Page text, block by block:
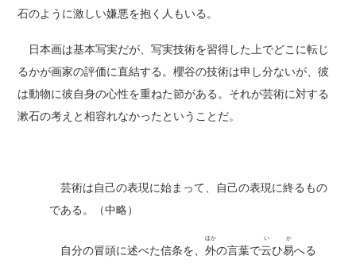
石のように激しい嫌悪を抱く人もいる。
日本画は基本写実だが、写実技術を習得した上でどこに転じ
るかが画家の評価に直結する。櫻谷の技術は申し分ないが、彼
は動物に彼自身の心性を重ねた節がある。それが芸術に対する
漱石の考えと相容れなかったということだ。
芸術は自己の表現に始まって、自己の表現に終るもの
である。（中略）
自分の冒頭に述べた信条を、外
ほか
の言葉で云
い
ひ易
か
へる